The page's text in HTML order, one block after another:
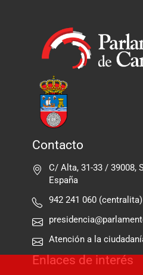
Contacto
C/ Alta, 31-33 / 39008,
España
942 241 060 (centralita)
Atención a la
Enlaces de interés